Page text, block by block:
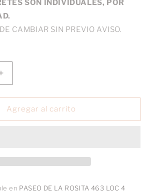
SON INDIVIDUALES, POR
CAMBIAR SIN PREVIO AVISO.
Aumentar
cantidad
para
Broquel
Gota
Agregar al carrito
en PASEO DE LA ROSITA 463 LOC 4